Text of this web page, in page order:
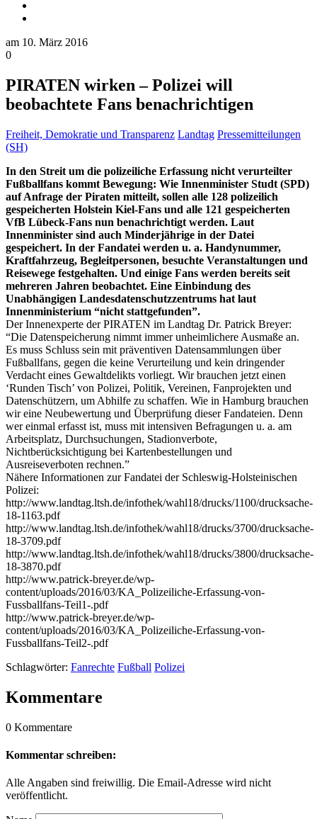
am 10. März 2016
0
PIRATEN wirken – Polizei will
beobachtete Fans benachrichtigen
Freiheit, Demokratie und Transparenz Landtag Pressemitteilungen
(SH)
In den Streit um die polizeiliche Erfassung nicht verurteilter
Fußballfans kommt Bewegung: Wie Innenminister Studt (SPD)
auf Anfrage der Piraten mitteilt, sollen alle 128 polizeilich
gespeicherten Holstein Kiel-Fans und alle 121 gespeicherten
VfB Lübeck-Fans nun benachrichtigt werden. Laut
Innenminister sind auch Minderjährige in der Datei
gespeichert. In der Fandatei werden u. a. Handynummer,
Kraftfahrzeug, Begleitpersonen, besuchte Veranstaltungen und
Reisewege festgehalten. Und einige Fans werden bereits seit
mehreren Jahren beobachtet. Eine Einbindung des
Unabhängigen Landesdatenschutzzentrums hat laut
Innenministerium “nicht stattgefunden”.
Der Innenexperte der PIRATEN im Landtag Dr. Patrick Breyer:
“Die Datenspeicherung nimmt immer unheimlichere Ausmaße an.
Es muss Schluss sein mit präventiven Datensammlungen über
Fußballfans, gegen die keine Verurteilung und kein dringender
Verdacht eines Gewaltdelikts vorliegt. Wir brauchen jetzt einen
‘Runden Tisch’ von Polizei, Politik, Vereinen, Fanprojekten und
Datenschützern, um Abhilfe zu schaffen. Wie in Hamburg brauchen
wir eine Neubewertung und Überprüfung dieser Fandateien. Denn
wer einmal erfasst ist, muss mit intensiven Befragungen u. a. am
Arbeitsplatz, Durchsuchungen, Stadionverbote,
Nichtberücksichtigung bei Kartenbestellungen und
Ausreiseverboten rechnen.”
Nähere Informationen zur Fandatei der Schleswig-Holsteinischen
Polizei:
http://www.landtag.ltsh.de/infothek/wahl18/drucks/1100/drucksache-
18-1163.pdf
http://www.landtag.ltsh.de/infothek/wahl18/drucks/3700/drucksache-
18-3709.pdf
http://www.landtag.ltsh.de/infothek/wahl18/drucks/3800/drucksache-
18-3870.pdf
http://www.patrick-breyer.de/wp-
content/uploads/2016/03/KA_Polizeiliche-Erfassung-von-
Fussballfans-Teil1-.pdf
http://www.patrick-breyer.de/wp-
content/uploads/2016/03/KA_Polizeiliche-Erfassung-von-
Fussballfans-Teil2-.pdf
Schlagwörter: Fanrechte Fußball Polizei
Kommentare
0 Kommentare
Kommentar schreiben:
Alle Angaben sind freiwillig. Die Email-Adresse wird nicht
veröffentlicht.